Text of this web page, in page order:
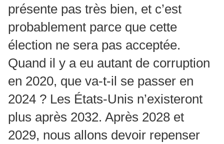
présente pas très bien, et c’est
probablement parce que cette
élection ne sera pas acceptée.
Quand il y a eu autant de corruption
en 2020, que va-t-il se passer en
2024 ? Les États-Unis n’existeront
plus après 2032. Après 2028 et
2029, nous allons devoir repenser